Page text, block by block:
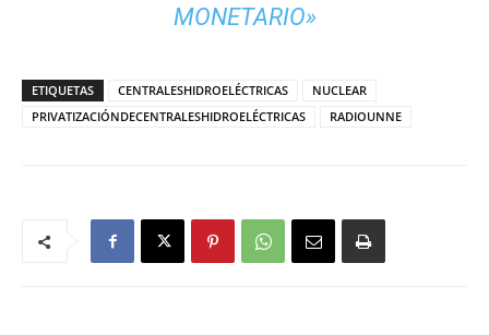
MONETARIO»
ETIQUETAS CENTRALESHIDROELÉCTRICAS
NUCLEAR
PRIVATIZACIÓNDECENTRALESHIDROELÉCTRICAS
RADIOUNNE